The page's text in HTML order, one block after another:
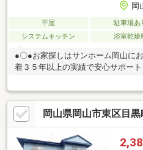
岡
平屋 駐車場あ
システムキッチン
浴室乾燥
●〇●お家探しはサンホーム岡山に
着３５年以上の実績で安心サポー
す！分からないことは何でもご相
消させて頂きます！◇資料請求は…
をタッチ◇見学予約は…赤色の見学
がない場合お電話でもご予約頂け
せ…【０８６-８０１-３００８】サ
岡山県岡山市東区目